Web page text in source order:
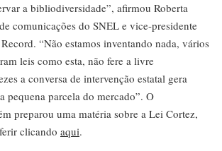
a bibliodiversidade”, afirmou Roberta
comunicações do SNEL e vice-presidente
“Não estamos inventando nada, vários
leis como esta, não fere a livre
a conversa de intervenção estatal gera
pequena parcela do mercado”. O
preparou uma matéria sobre a Lei Cortez,
clicando aqui.